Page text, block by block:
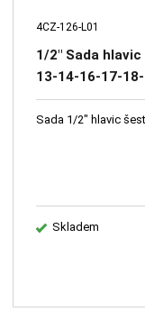
4CZ-126-L01
1/2" Sada
13-14-16-17-
Sada 1/2" hlavic
Skladem